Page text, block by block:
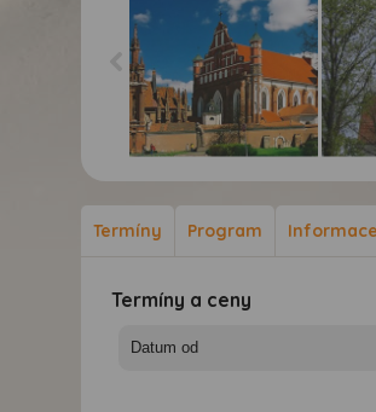
Termíny Program Informace
Termíny a ceny